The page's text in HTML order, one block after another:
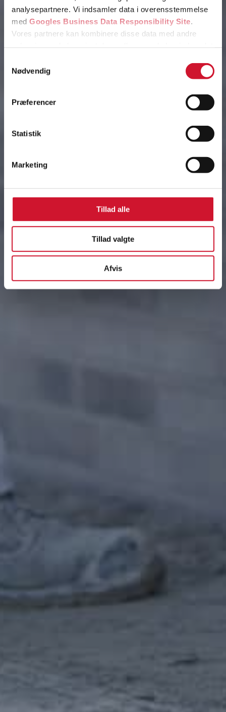
analysepartnere. Vi indsamler data i overensstemmelse
med Googles Business Data Responsibility Site
Vores partnere kan kombinere disse data med andre
Nødvendig
Præferencer
Statistik
Marketing
Tillad alle
Tillad valgte
Afvis
Send